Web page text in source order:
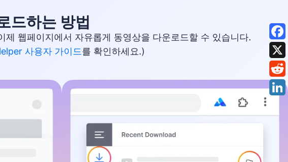
드하는 방법
웹페이지에서 자유롭게 동영상을 다운로드할 수 있습니다.
사용자 가이드를 확인하세요.)